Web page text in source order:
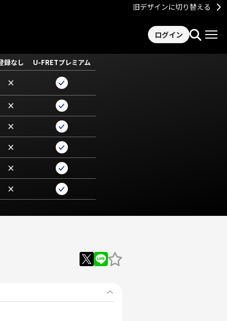
旧デザインに切り替える
ログイン
録なし U-FRETプレミアム
×
×
×
×
×
×